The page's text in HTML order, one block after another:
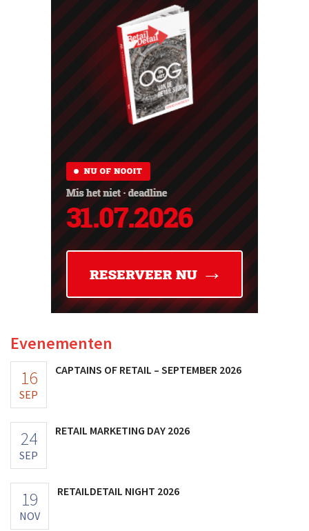
Evenementen
16
SEP
CAPTAINS OF RETAIL – SEPTEMBER 2026
24
SEP
RETAIL MARKETING DAY 2026
19
NOV
RETAILDETAIL NIGHT 2026